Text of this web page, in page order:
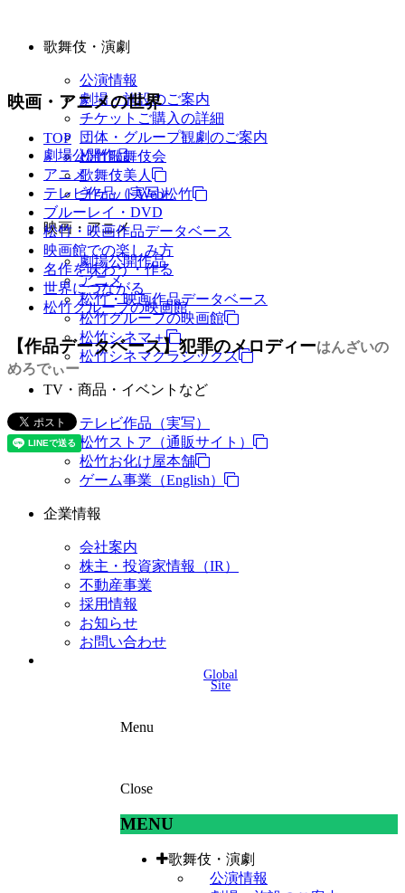
歌舞伎・演劇
公演情報
劇場・施設のご案内
チケットご購入の詳細
団体・グループ観劇のご案内
松竹歌舞伎会
歌舞伎美人
チケットWeb松竹
映画・アニメ
劇場公開作品
アニメ
松竹・映画作品データベース
松竹グループの映画館
松竹シネマ＋
松竹シネマクラシックス
TV・商品・イベントなど
テレビ作品（実写）
松竹ストア（通販サイト）
松竹お化け屋本舗
ゲーム事業（English）
企業情報
会社案内
株主・投資家情報（IR）
不動産事業
採用情報
お知らせ
お問い合わせ
Global
Site
Menu
Close
MENU
歌舞伎・演劇
公演情報
映画・アニメの世界
TOP
劇場公開作品
アニメ
テレビ作品（実写）
ブルーレイ・DVD
松竹・映画作品データベース
映画館での楽しみ方
名作を味わう・作る
世界につながる
松竹グループの映画館
【作品データベース】犯罪のメロディーはんざいの
めろでぃー